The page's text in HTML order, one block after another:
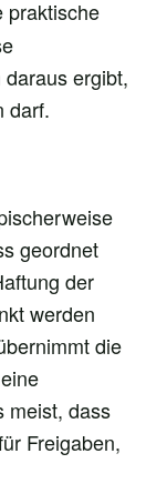
praktische
ergibt,
darf.
geordnet
der
werden
die
meist, dass
Freigaben,